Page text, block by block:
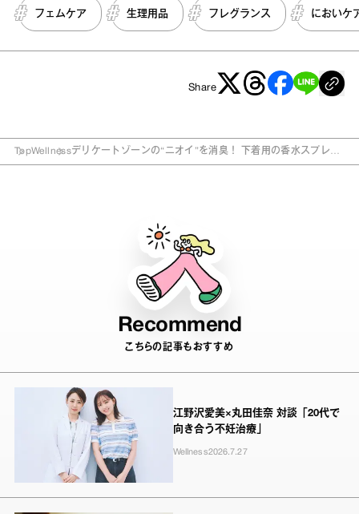
フェムケア 生理用品 フレグランス においケ
Share
TopWellnessデリケートゾーンの“ニオイ”を消臭！ 下着用の香水スプレー
Recommend
こちらの記事もおすすめ
江野沢愛美×丸田佳奈 対談「20代で
向き合う不妊治療」
Wellness2026.7.27